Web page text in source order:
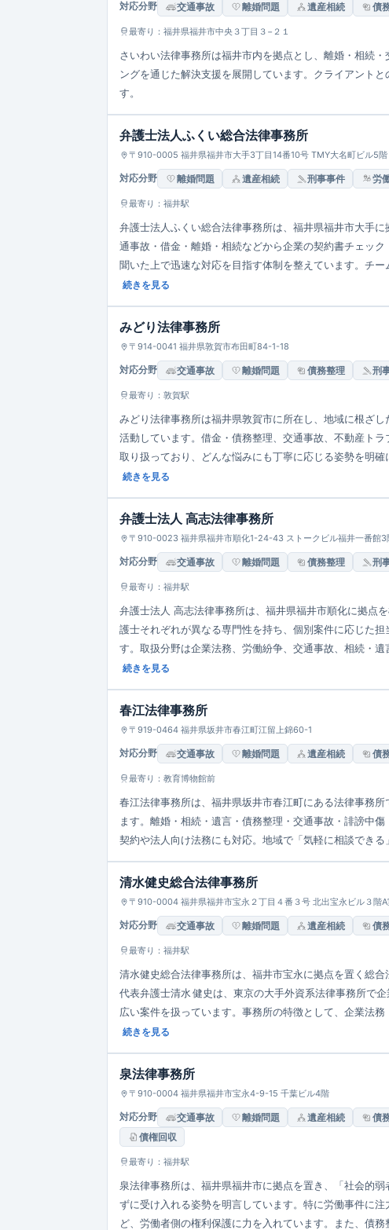
対応分野 交通事故 離婚問題 遺産相続 債
最寄り：福井県福井市中央３丁目３−２１
さいわい法律事務所は福井市内を拠点とし、離婚・相続
ングを通じた解決支援を展開しています。クライアント
す。
弁護士法人ふくい総合法律事務所
〒910-0005 福井県福井市大手3丁目14番10号 TMY大名町ビル5階
対応分野 離婚問題 遺産相続 刑事事件 労
最寄り：福井駅
弁護士法人ふくい総合法律事務所は、福井県福井市大手
通事故・借金・離婚・相続などから企業の契約書チェッ
聞いた上で迅速な対応を目指す体制を整えています。チ
に応える姿勢が特徴です。
続きを見る
みどり法律事務所
〒914-0041 福井県敦賀市布田町84-1-18
対応分野 交通事故 離婚問題 債務整理 刑
最寄り：敦賀駅
みどり法律事務所は福井県敦賀市に所在し、地域に根ざ
活動しています。借金・債務整理、交通事故、不動産ト
取り扱っており、どんな悩みにも丁寧に応じる姿勢を明
すい環境づくりにも配慮しているのも特徴です。
続きを見る
弁護士法人 高志法律事務所
〒910-0023 福井県福井市順化1-24-43 ストークビル福井一番館3
対応分野 交通事故 離婚問題 債務整理 刑
最寄り：福井駅
弁護士法人 高志法律事務所は、福井県福井市順化に拠点
護士それぞれが異なる専門性を持ち、個別案件に応じた
す。取扱分野は企業法務、労働紛争、交通事故、相続・
対応しています。
続きを見る
春江法律事務所
〒919-0464 福井県坂井市春江町江留上錦60-1
対応分野 交通事故 離婚問題 遺産相続 債
最寄り：教育博物館前
春江法律事務所は、福井県坂井市春江町にある法律事務
ます。離婚・相続・遺言・債務整理・交通事故・誹謗中
契約や法人向け法務にも対応。地域で「気軽に相談できる
清水健史総合法律事務所
〒910-0004 福井県福井市宝永２丁目４番３号 北出宝永ビル３階A
対応分野 交通事故 離婚問題 遺産相続 債
最寄り：福井駅
清水健史総合法律事務所は、福井市宝永に拠点を置く総
代表弁護士清水 健史は、東京の大手外資系法律事務所で
広い案件を扱っています。事務所の特徴として、企業法
交通事故など身近な法律問題にも対応。税理士や司法書
続きを見る
泉法律事務所
〒910-0004 福井県福井市宝永4-9-15 千葉ビル4階
対応分野 交通事故 離婚問題 遺産相続 債
債権回収
最寄り：福井駅
泉法律事務所は、福井県福井市に拠点を置き、「社会的
ずに受け入れる姿勢を明言しています。特に労働事件に
ど、労働者側の権利保護に力を入れています。また、債